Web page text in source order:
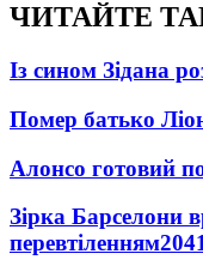
ЧИТАЙТЕ
Із сином Зідана
Помер батько
Алонсо готовий
Зірка Барселони
перевтіленням